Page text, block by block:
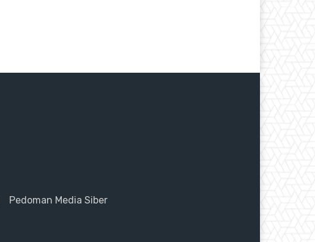
Pedoman Media Siber